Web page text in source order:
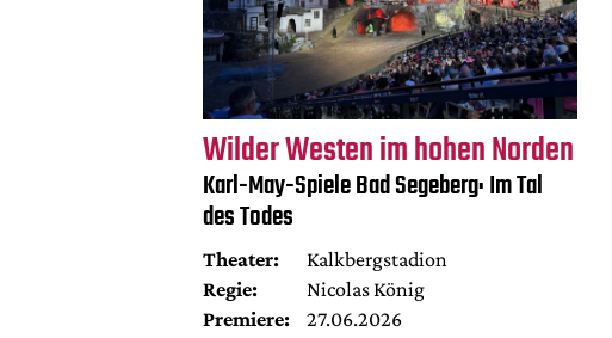
Wilder Westen im hohen Norden
Karl-May-Spiele Bad Segeberg: Im Tal
des Todes
Theater:
Kalkbergstadion
Regie:
Nicolas König
Premiere:
27.06.2026